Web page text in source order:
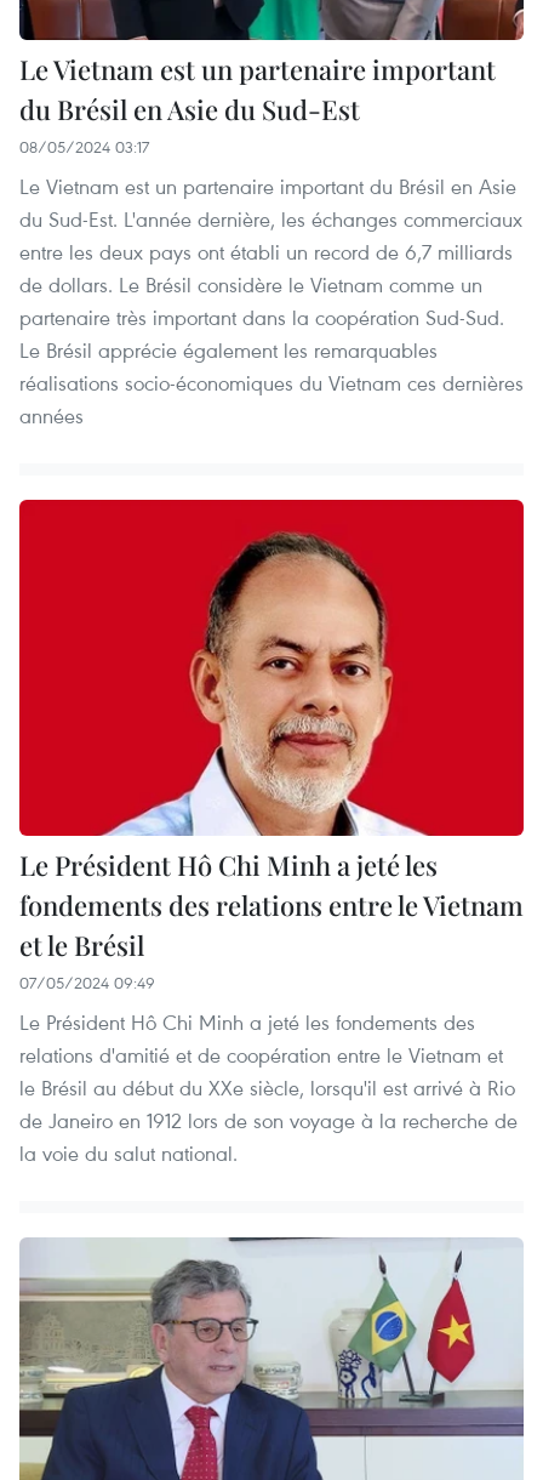
Le Vietnam est un partenaire important
du Brésil en Asie du Sud-Est
08/05/2024 03:17
Le Vietnam est un partenaire important du Brésil en Asie
du Sud-Est. L'année dernière, les échanges commerciaux
entre les deux pays ont établi un record de 6,7 milliards
de dollars. Le Brésil considère le Vietnam comme un
partenaire très important dans la coopération Sud-Sud.
Le Brésil apprécie également les remarquables
réalisations socio-économiques du Vietnam ces dernières
années
Le Président Hô Chi Minh a jeté les
fondements des relations entre le Vietnam
et le Brésil
07/05/2024 09:49
Le Président Hô Chi Minh a jeté les fondements des
relations d'amitié et de coopération entre le Vietnam et
le Brésil au début du XXe siècle, lorsqu'il est arrivé à Rio
de Janeiro en 1912 lors de son voyage à la recherche de
la voie du salut national.